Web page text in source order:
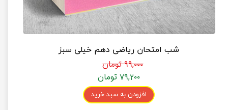
شب امتحان ریاضی دهم خیلی سبز
۹۹,۰۰۰ تومان
۷۹,۲۰۰ تومان
افزودن به سبد خرید